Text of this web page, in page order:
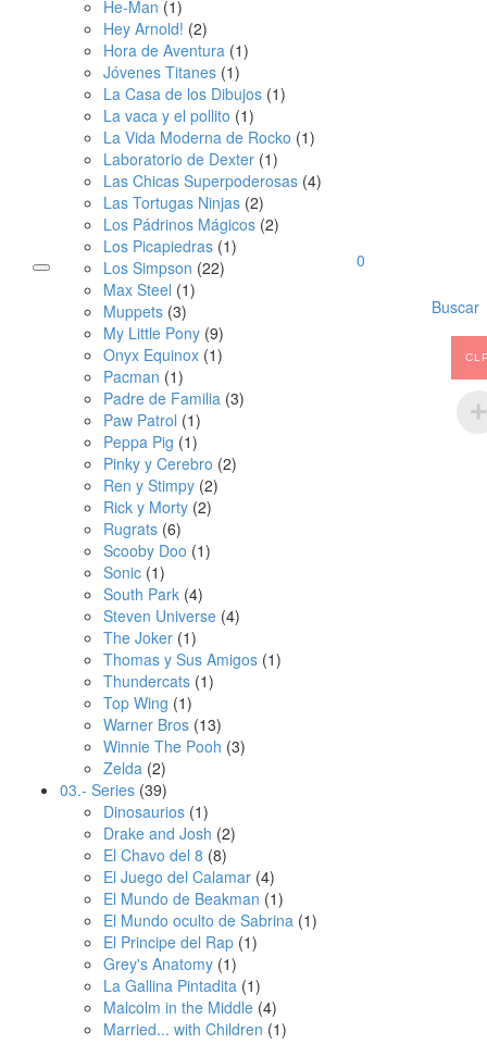
0
Buscar
He-Man (1)
Hey Arnold! (2)
Hora de Aventura (1)
Jóvenes Titanes (1)
La Casa de los Dibujos (1)
La vaca y el pollito (1)
La Vida Moderna de Rocko (1)
Laboratorio de Dexter (1)
Las Chicas Superpoderosas (4)
Las Tortugas Ninjas (2)
Los Pádrinos Mágicos (2)
Los Picapiedras (1)
Los Simpson (22)
Max Steel (1)
Muppets (3)
My Little Pony (9)
Onyx Equinox (1)
Pacman (1)
Padre de Familia (3)
Paw Patrol (1)
Peppa Pig (1)
Pinky y Cerebro (2)
Ren y Stimpy (2)
Rick y Morty (2)
Rugrats (6)
Scooby Doo (1)
Sonic (1)
South Park (4)
Steven Universe (4)
The Joker (1)
Thomas y Sus Amigos (1)
Thundercats (1)
Top Wing (1)
Warner Bros (13)
Winnie The Pooh (3)
Zelda (2)
03.- Series (39)
Dinosaurios (1)
Drake and Josh (2)
El Chavo del 8 (8)
El Juego del Calamar (4)
El Mundo de Beakman (1)
El Mundo oculto de Sabrina (1)
El Principe del Rap (1)
Grey's Anatomy (1)
La Gallina Pintadita (1)
Malcolm in the Middle (4)
Married... with Children (1)